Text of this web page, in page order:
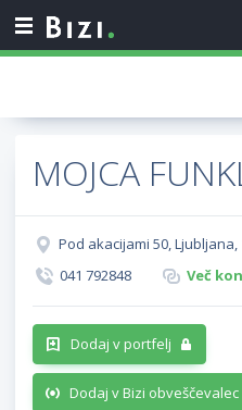
MOJCA
Pod akacijami 50, Ljubljana,
041 792848
Več
Dodaj v portfelj
Dodaj v Bizi obveščevalec